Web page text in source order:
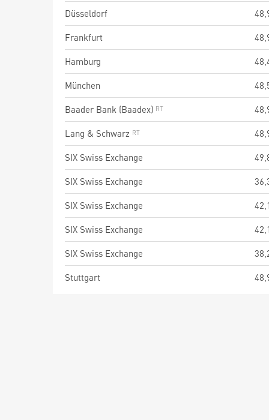
Düsseldorf
Frankfurt
Hamburg
München
Baader Bank (Baadex)
Lang & Schwarz
SIX Swiss Exchange
SIX Swiss Exchange
SIX Swiss Exchange
SIX Swiss Exchange
SIX Swiss Exchange
Stuttgart